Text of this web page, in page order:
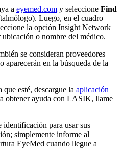
a eyemed.com y seleccione Find
Luego, en el cuadro
la opción Insight Network
o nombre del médico.
se consideran proveedores
aparecerán en la búsqueda de la
esté, descargue la aplicación
obtener ayuda con LASIK, llame
identificación para usar sus
simplemente informe al
EyeMed cuando llegue a